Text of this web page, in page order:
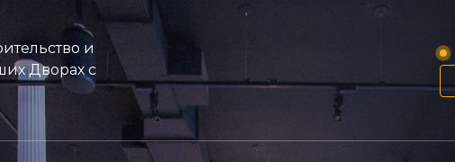
и
Дворах с